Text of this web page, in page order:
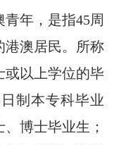
年，是指45周
港澳居民。所称
或以上学位的毕
制本专科毕业
博士毕业生；